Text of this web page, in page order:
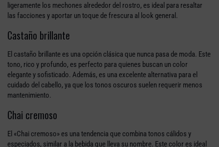
ligeramente los mechones alrededor del rostro, es ideal para resaltar
las facciones y aportar un toque de frescura al look general.
Castaño brillante
El castaño brillante es una opción clásica que nunca pasa de moda. Este
tono, rico y profundo, es perfecto para quienes buscan un color
elegante y sofisticado. Además, es una excelente alternativa para el
cuidado del cabello, ya que los tonos oscuros suelen requerir menos
mantenimiento.
Chai cremoso
El «Chai cremoso» es una tendencia que combina tonos cálidos y
especiados, similar a la bebida que lleva su nombre. Este color es ideal